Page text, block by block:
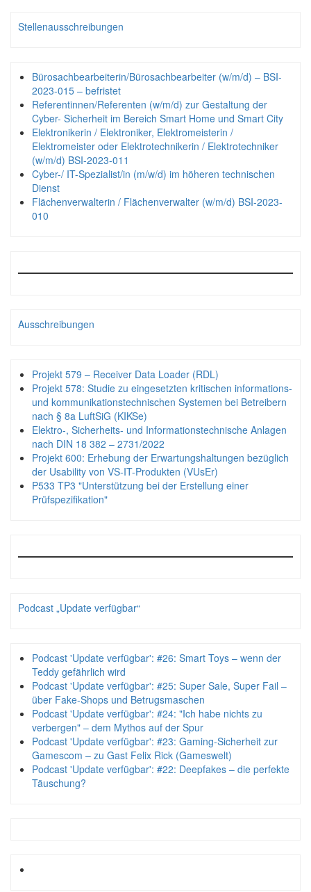
Stellenausschreibungen
Bürosachbearbeiterin/Bürosachbearbeiter (w/m/d) – BSI-
2023-015 – befristet
Referentinnen/Referenten (w/m/d) zur Gestaltung der
Cyber- Sicherheit im Bereich Smart Home und Smart City
Elektronikerin / Elektroniker, Elektromeisterin /
Elektromeister oder Elektrotechnikerin / Elektrotechniker
(w/m/d) BSI-2023-011
Cyber-/ IT-Spezialist/in (m/w/d) im höheren technischen
Dienst
Flächenverwalterin / Flächenverwalter (w/m/d) BSI-2023-
010
Ausschreibungen
Projekt 579 – Receiver Data Loader (RDL)
Projekt 578: Studie zu eingesetzten kritischen informations-
und kommunikationstechnischen Systemen bei Betreibern
nach § 8a LuftSiG (KIKSe)
Elektro-, Sicherheits- und Informationstechnische Anlagen
nach DIN 18 382 – 2731/2022
Projekt 600: Erhebung der Erwartungshaltungen bezüglich
der Usability von VS-IT-Produkten (VUsEr)
P533 TP3 "Unterstützung bei der Erstellung einer
Prüfspezifikation"
Podcast „Update verfügbar“
Podcast 'Update verfügbar': #26: Smart Toys – wenn der
Teddy gefährlich wird
Podcast 'Update verfügbar': #25: Super Sale, Super Fail –
über Fake-Shops und Betrugsmaschen
Podcast 'Update verfügbar': #24: "Ich habe nichts zu
verbergen" – dem Mythos auf der Spur
Podcast 'Update verfügbar': #23: Gaming-Sicherheit zur
Gamescom – zu Gast Felix Rick (Gameswelt)
Podcast 'Update verfügbar': #22: Deepfakes – die perfekte
Täuschung?